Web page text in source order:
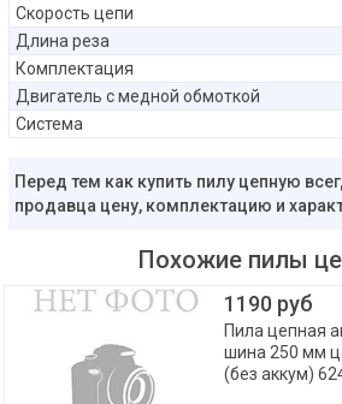
Скорость цепи
Длина реза
Комплектация
Двигатель с медной обмоткой
Cистема
Перед тем как купить пилу цепную
продавца цену, комплектацию и
Похожие пилы
1190 руб
Пила цепная
шина 250 мм
(без аккум)